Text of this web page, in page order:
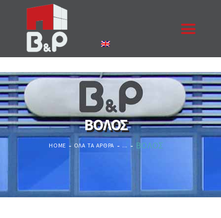
ΒΟΛΟΣ
HOME ΌΛΑ ΤΑ ΆΡΘΡΑ ... ΒΟΛΟΣ
ΑΡΧΙΚΉ
Η ΕΤΑΙΡΙΑ
ΠΡΟΪΌΝΤΑ
ΈΡΓΑ
ΕΠΙΚΟΙΝΩΝΊΑ
ΠΙΣΤΟΠΟΙΉΣΕΙΣ